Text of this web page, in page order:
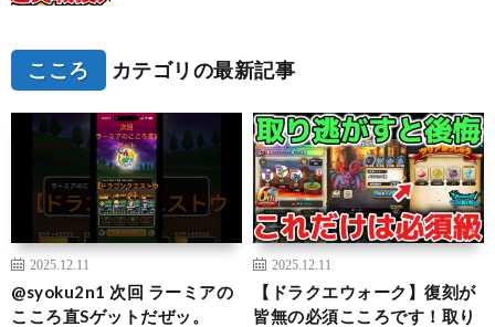
こころ カテゴリの最新記事
2025.12.11
@syoku2n1 次回 ラーミアの
こころ直Sゲットだぜッ。
2025.12.11
【ドラクエウォーク】復刻が
皆無の必須こころです！取り